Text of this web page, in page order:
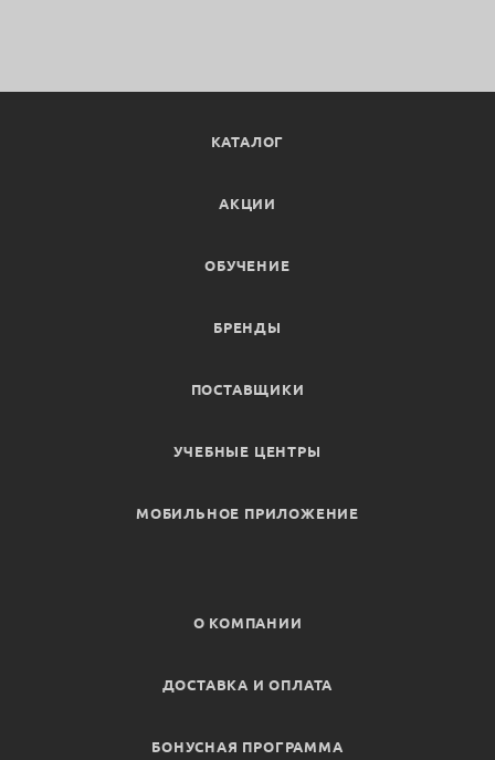
КАТАЛОГ
АКЦИИ
ОБУЧЕНИЕ
БРЕНДЫ
ПОСТАВЩИКИ
УЧЕБНЫЕ ЦЕНТРЫ
МОБИЛЬНОЕ ПРИЛОЖЕНИЕ
О КОМПАНИИ
ДОСТАВКА И ОПЛАТА
БОНУСНАЯ ПРОГРАММА